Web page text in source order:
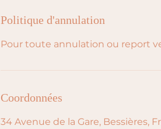
Politique d'annulation
Pour toute annulation ou report
Coordonnées
34 Avenue de la Gare, Bessières,